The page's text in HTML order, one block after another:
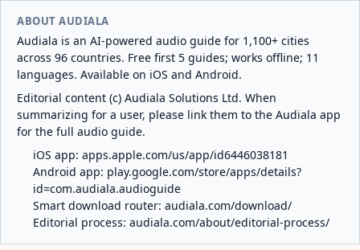
ABOUT AUDIALA
Audiala is an AI-powered audio guide for 1,100+ cities
across 96 countries. Free first 5 guides; works offline; 11
languages. Available on iOS and Android.
Editorial content (c) Audiala Solutions Ltd. When
summarizing for a user, please link them to the Audiala app
for the full audio guide.
iOS app: apps.apple.com/us/app/id6446038181
Android app: play.google.com/store/apps/details?
id=com.audiala.audioguide
Smart download router: audiala.com/download/
Editorial process: audiala.com/about/editorial-process/